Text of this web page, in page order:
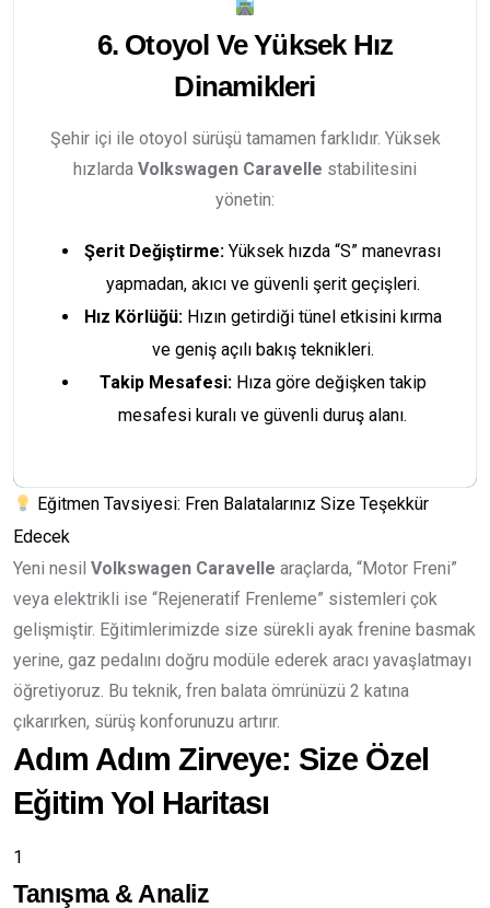
6. Otoyol Ve Yüksek Hız
Dinamikleri
Şehir içi ile otoyol sürüşü tamamen farklıdır. Yüksek
hızlarda Volkswagen Caravelle stabilitesini
yönetin:
Şerit Değiştirme: Yüksek hızda “S” manevrası
yapmadan, akıcı ve güvenli şerit geçişleri.
Hız Körlüğü:Hızın getirdiği tünel etkisini kırma
ve geniş açılı bakış teknikleri.
Takip Mesafesi:Hıza göre değişken takip
mesafesi kuralı ve güvenli duruş alanı.
Eğitmen Tavsiyesi: Fren Balatalarınız Size Teşekkür
Edecek
Yeni nesil Volkswagen Caravelle araçlarda, “Motor Freni”
veya elektrikli ise “Rejeneratif Frenleme” sistemleri çok
gelişmiştir. Eğitimlerimizde size sürekli ayak frenine basmak
yerine, gaz pedalını doğru modüle ederek aracı yavaşlatmayı
öğretiyoruz. Bu teknik, fren balata ömrünüzü 2 katına
çıkarırken, sürüş konforunuzu artırır.
Adım Adım Zirveye: Size Özel
Eğitim Yol Haritası
1
Tanışma & Analiz